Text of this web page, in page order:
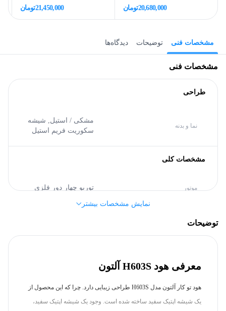
20,680,000تومان 21,450,000تومان
مشخصات فنی توضیحات دیدگاه‌ها
مشخصات فنی
طراحی
نما و بدنه
مشکی / استیل, شیشه
سکوریت فریم استیل
مشخصات کلی
موتور توربو چهار دور فلزی
برند
فیلتر 3 لایه قابل شستشو,
دور, مجهز به سنسور
نمایش مشخصات بیشتر
توضیحات
معرفی هود H603S آلتون
هود تو کار آلتون مدل H603S طراحی زیبایی دارد. چرا که این محصول از
یک شیشه اپتیک سفید ساخته شده است. وجود یک شیشه اپتیک سفید،